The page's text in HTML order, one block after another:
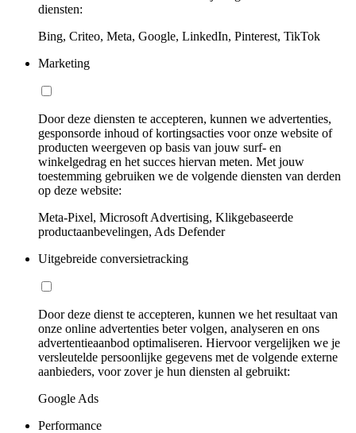
diensten:
Bing, Criteo, Meta, Google, LinkedIn, Pinterest, TikTok
Marketing
Door deze diensten te accepteren, kunnen we advertenties,
gesponsorde inhoud of kortingsacties voor onze website of
producten weergeven op basis van jouw surf- en
winkelgedrag en het succes hiervan meten. Met jouw
toestemming gebruiken we de volgende diensten van derden
op deze website:
Meta-Pixel, Microsoft Advertising, Klikgebaseerde
productaanbevelingen, Ads Defender
Uitgebreide conversietracking
Door deze dienst te accepteren, kunnen we het resultaat van
onze online advertenties beter volgen, analyseren en ons
advertentieaanbod optimaliseren. Hiervoor vergelijken we je
versleutelde persoonlijke gegevens met de volgende externe
aanbieders, voor zover je hun diensten al gebruikt:
Google Ads
Performance